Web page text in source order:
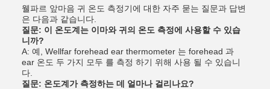
웰파르 앞마음 귀 온도 측정기에 대한 자주 묻는 질문과 답변
은 다음과 같습니다.
질문: 이 온도계는 이마와 귀의 온도 측정에 사용할 수 있습
니까?
A: 예, Wellfar forehead ear thermometer 는 forehead 과
ear 온도 두 가지 모두 를 측정 하기 위해 사용 될 수 있습니
다.
질문: 온도계가 측정하는 데 얼마나 걸리나요?